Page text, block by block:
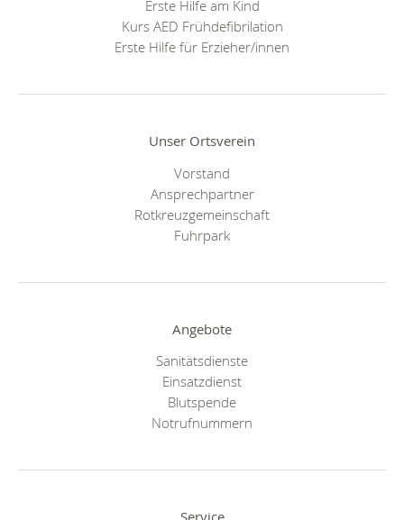
Erste Hilfe am Kind
Kurs AED Frühdefibrilation
Erste Hilfe für Erzieher/innen
Unser Ortsverein
Vorstand
Ansprechpartner
Rotkreuzgemeinschaft
Fuhrpark
Angebote
Sanitätsdienste
Einsatzdienst
Blutspende
Notrufnummern